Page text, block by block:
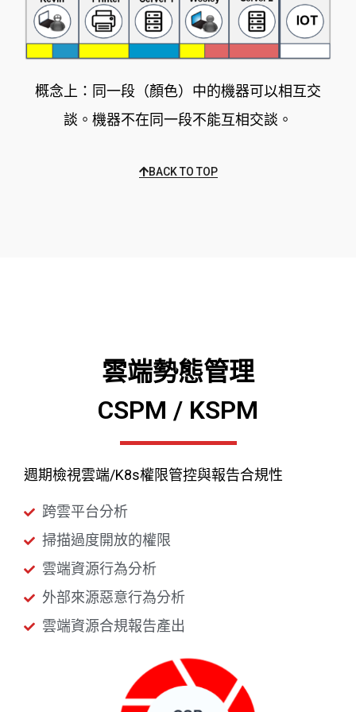
概念上：同⼀段（顏⾊）中的機器可以相互交
談。機器不在同⼀段不能互相交談。
BACK TO TOP
雲端勢態管理
CSPM / KSPM
週期檢視雲端/K8s權限管控與報告合規性
跨雲平台分析
掃描過度開放的權限
雲端資源行為分析
外部來源惡意行為分析
雲端資源合規報告產出